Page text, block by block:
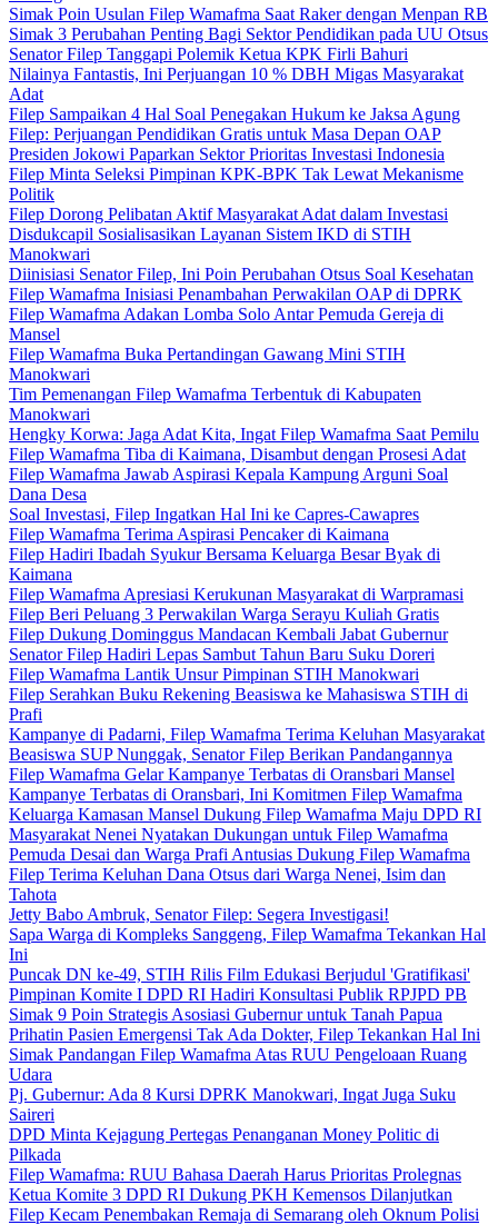
Simak Poin Usulan Filep Wamafma Saat Raker dengan Menpan RB
Simak 3 Perubahan Penting Bagi Sektor Pendidikan pada UU Otsus
Senator Filep Tanggapi Polemik Ketua KPK Firli Bahuri
Nilainya Fantastis, Ini Perjuangan 10 % DBH Migas Masyarakat
Adat
Filep Sampaikan 4 Hal Soal Penegakan Hukum ke Jaksa Agung
Filep: Perjuangan Pendidikan Gratis untuk Masa Depan OAP
Presiden Jokowi Paparkan Sektor Prioritas Investasi Indonesia
Filep Minta Seleksi Pimpinan KPK-BPK Tak Lewat Mekanisme
Politik
Filep Dorong Pelibatan Aktif Masyarakat Adat dalam Investasi
Disdukcapil Sosialisasikan Layanan Sistem IKD di STIH
Manokwari
Diinisiasi Senator Filep, Ini Poin Perubahan Otsus Soal Kesehatan
Filep Wamafma Inisiasi Penambahan Perwakilan OAP di DPRK
Filep Wamafma Adakan Lomba Solo Antar Pemuda Gereja di
Mansel
Filep Wamafma Buka Pertandingan Gawang Mini STIH
Manokwari
Tim Pemenangan Filep Wamafma Terbentuk di Kabupaten
Manokwari
Hengky Korwa: Jaga Adat Kita, Ingat Filep Wamafma Saat Pemilu
Filep Wamafma Tiba di Kaimana, Disambut dengan Prosesi Adat
Filep Wamafma Jawab Aspirasi Kepala Kampung Arguni Soal
Dana Desa
Soal Investasi, Filep Ingatkan Hal Ini ke Capres-Cawapres
Filep Wamafma Terima Aspirasi Pencaker di Kaimana
Filep Hadiri Ibadah Syukur Bersama Keluarga Besar Byak di
Kaimana
Filep Wamafma Apresiasi Kerukunan Masyarakat di Warpramasi
Filep Beri Peluang 3 Perwakilan Warga Serayu Kuliah Gratis
Filep Dukung Dominggus Mandacan Kembali Jabat Gubernur
Senator Filep Hadiri Lepas Sambut Tahun Baru Suku Doreri
Filep Wamafma Lantik Unsur Pimpinan STIH Manokwari
Filep Serahkan Buku Rekening Beasiswa ke Mahasiswa STIH di
Prafi
Kampanye di Padarni, Filep Wamafma Terima Keluhan Masyarakat
Beasiswa SUP Nunggak, Senator Filep Berikan Pandangannya
Filep Wamafma Gelar Kampanye Terbatas di Oransbari Mansel
Kampanye Terbatas di Oransbari, Ini Komitmen Filep Wamafma
Keluarga Kamasan Mansel Dukung Filep Wamafma Maju DPD RI
Masyarakat Nenei Nyatakan Dukungan untuk Filep Wamafma
Pemuda Desai dan Warga Prafi Antusias Dukung Filep Wamafma
Filep Terima Keluhan Dana Otsus dari Warga Nenei, Isim dan
Tahota
Jetty Babo Ambruk, Senator Filep: Segera Investigasi!
Sapa Warga di Kompleks Sanggeng, Filep Wamafma Tekankan Hal
Ini
Puncak DN ke-49, STIH Rilis Film Edukasi Berjudul 'Gratifikasi'
Pimpinan Komite I DPD RI Hadiri Konsultasi Publik RPJPD PB
Simak 9 Poin Strategis Asosiasi Gubernur untuk Tanah Papua
Prihatin Pasien Emergensi Tak Ada Dokter, Filep Tekankan Hal Ini
Simak Pandangan Filep Wamafma Atas RUU Pengeloaan Ruang
Udara
Pj. Gubernur: Ada 8 Kursi DPRK Manokwari, Ingat Juga Suku
Saireri
DPD Minta Kejagung Pertegas Penanganan Money Politic di
Pilkada
Filep Wamafma: RUU Bahasa Daerah Harus Prioritas Prolegnas
Ketua Komite 3 DPD RI Dukung PKH Kemensos Dilanjutkan
Filep Kecam Penembakan Remaja di Semarang oleh Oknum Polisi